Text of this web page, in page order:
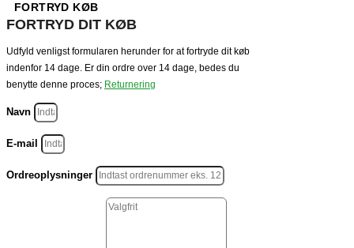
FORTRYD KØB
FORTRYD DIT KØB
Udfyld venligst formularen herunder for at fortryde dit køb
indenfor 14 dage. Er din ordre over 14 dage, bedes du
benytte denne proces; Returnering
Navn
E-mail
Ordreoplysninger